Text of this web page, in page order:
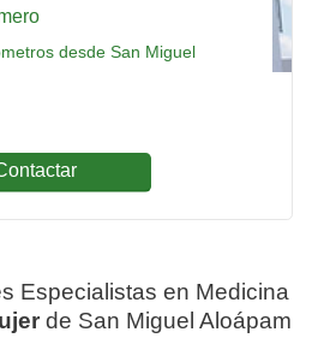
desde San Miguel
Especialistas en Medicina
de San Miguel Aloápam